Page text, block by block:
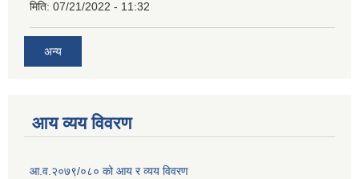
मिति: 07/21/2022 - 11:32
अन्य
आय व्यय विवरण
आ.व.२०७९/०८० को आय र व्यय विवरण